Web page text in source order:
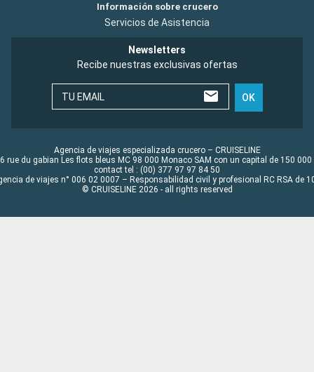
Información sobre crucero
Servicios de Asistencia
Newsletters
Recibe nuestras exclusivas ofertas
TU EMAIL OK
Agencia de viajes especializada crucero – CRUISELINE
rue du gabian Les flots bleus MC 98 000 Monaco SAM con un capital de 150 000
contact tel : (00) 377 97 97 84 50
de viajes n° 006 02 0007 – Responsabilidad civil y profesional RC RSA de
© CRUISELINE 2026 - all rights reserved